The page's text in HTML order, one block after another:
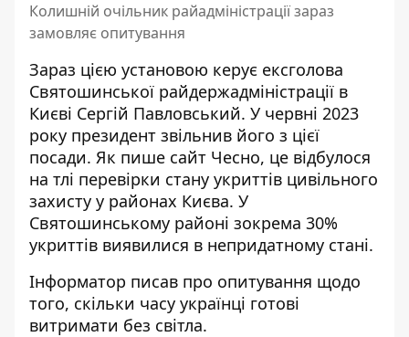
Колишній очільник райадміністрації зараз
замовляє опитування
Зараз цією установою керує ексголова
Святошинської райдержадміністрації в
Києві Сергій Павловський. У червні 2023
року президент звільнив його з цієї
посади. Як пише сайт Чесно, це відбулося
на тлі перевірки стану укриттів цивільного
захисту у районах Києва. У
Святошинському районі зокрема 30%
укриттів виявилися в непридатному стані.
Інформатор писав про опитування щодо
того, скільки часу українці готові
витримати без світла.